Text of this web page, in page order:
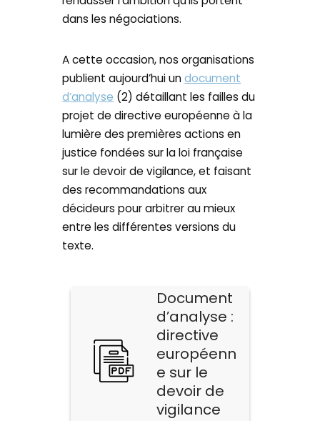
dans les négociations.
A cette occasion, nos organisations
publient aujourd’hui undocument
d’analyse (2) détaillant les failles du
projet de directive européenne à la
lumière des premières actions en
justice fondées sur la loi française
sur le devoir de vigilance, et faisant
des recommandations aux
décideurs pour arbitrer au mieux
entre les différentes versions du
texte.
Document
d’analyse :
directive
européenn
e sur le
devoir de
vigilance